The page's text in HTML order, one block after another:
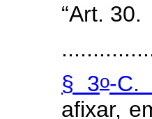
“Art.
§ 3o-C.
afixar,